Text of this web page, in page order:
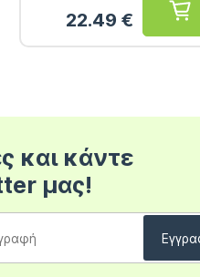
22.49 €
και κάντε
μας!